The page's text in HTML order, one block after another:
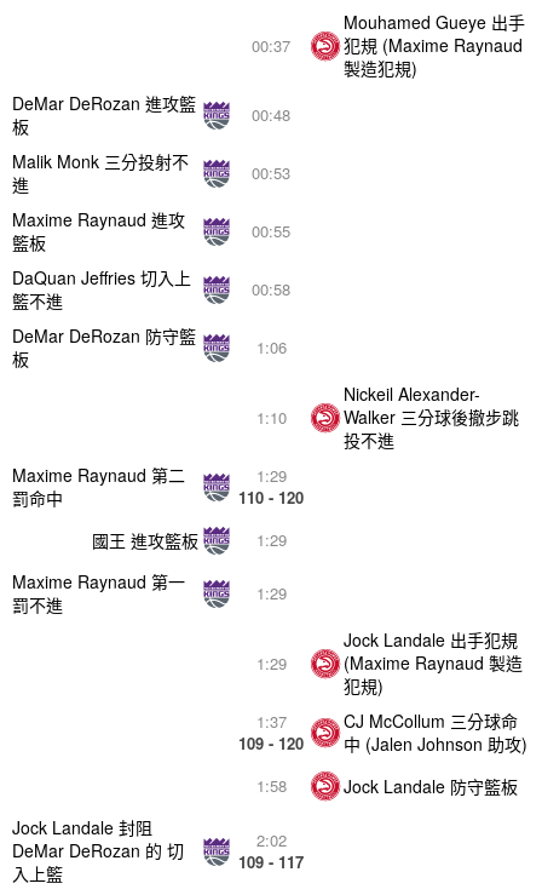
2:02
109 - 117
Jock Landale 封阻
DeMar DeRozan 的 切
入上籃
1:58 Jock Landale 防守籃板
1:37
109 - 120
CJ McCollum 三分球命
中 (Jalen Johnson 助攻)
1:29
Jock Landale 出手犯規
(Maxime Raynaud 製造
犯規)
1:29
Maxime Raynaud 第一
罰不進
1:29
國王 進攻籃板
1:29
110 - 120
Maxime Raynaud 第二
罰命中
1:10
Nickeil Alexander-
Walker 三分球後撤步跳
投不進
1:06
DeMar DeRozan 防守籃
板
00:58
DaQuan Jeffries 切入上
籃不進
00:55
Maxime Raynaud 進攻
籃板
00:53
Malik Monk 三分投射不
進
00:48
DeMar DeRozan 進攻籃
板
00:37
Mouhamed Gueye 出手
犯規 (Maxime Raynaud
製造犯規)